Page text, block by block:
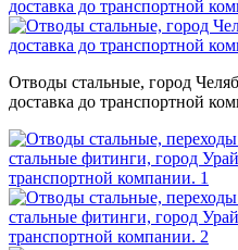
Отводы стальные, город
доставка до транспортной